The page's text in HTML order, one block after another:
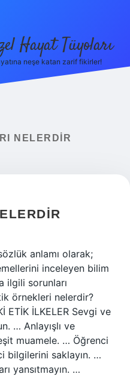
Hayat Tüyoları
neşe katan zarif fikirler!
NELERDIR
anlamı olarak;
inceleyen bilim
ilgili sorunları
örnekleri nelerdir?
ETİK İLKELER Sevgi ve
… Anlayışlı ve
muamele. … Öğrenci
bilgilerini saklayın. …
yansıtmayın. …